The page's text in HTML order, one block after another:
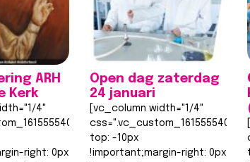
ARH
Kerk
4"
right: 0px
Open dag zaterdag
24 januari
[vc_column width="1/4"
top: -10px
!important;margin-right: 0px